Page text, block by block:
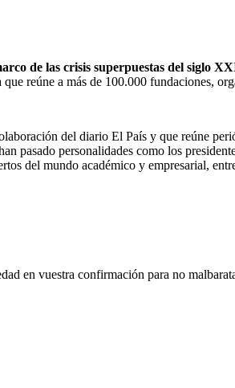
de las crisis superpuestas del siglo
reúne a más de 100.000 fundaciones,
del diario El País y que reúne
pasado personalidades como los
del mundo académico y empresarial,
en vuestra confirmación para no